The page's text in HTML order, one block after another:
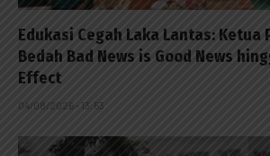
Edukasi Cegah Laka Lantas: Ketua
Bedah Bad News is Good News
Effect
04/08/2026 - 13:53